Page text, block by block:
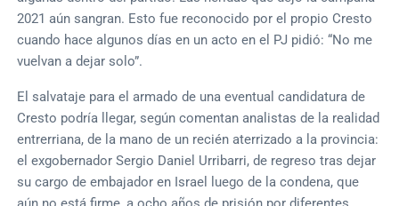
2021 aún sangran. Esto fue reconocido por el propio Cresto
cuando hace algunos días en un acto en el PJ pidió: “No me
vuelvan a dejar solo”.
El salvataje para el armado de una eventual candidatura de
Cresto podría llegar, según comentan analistas de la realidad
entrerriana, de la mano de un recién aterrizado a la provincia:
el exgobernador Sergio Daniel Urribarri, de regreso tras dejar
su cargo de embajador en Israel luego de la condena, que